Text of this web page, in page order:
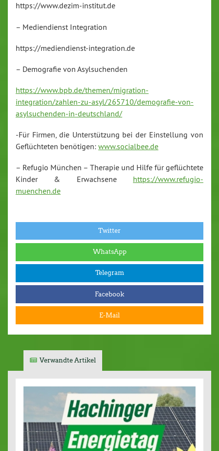
https://www.dezim-institut.de
– Mediendienst Integration
https://mediendienst-integration.de
– Demografie von Asylsuchenden
https://www.bpb.de/themen/migration-
integration/zahlen-zu-asyl/265710/demografie-von-
asylsuchenden-in-deutschland/
-Für Firmen, die Unterstützung bei der Einstellung von
Geflüchteten benötigen: www.socialbee.de
– Refugio München – Therapie und Hilfe für geflüchtete
Kinder & Erwachsene https://www.refugio-
muenchen.de
Twitter
WhatsApp
Telegram
Facebook
E-Mail
Verwandte Artikel